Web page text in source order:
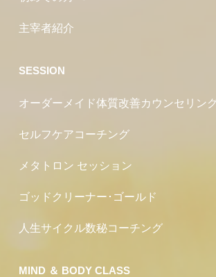
主宰者紹介
SESSION
オーダーメイド体質改善カウンセリン
セルフケアコーチング
メタトロン セッション
ゴッドクリーナー･ゴールド
人生サイクル数秘コーチング
MIND ＆ BODY CLASS